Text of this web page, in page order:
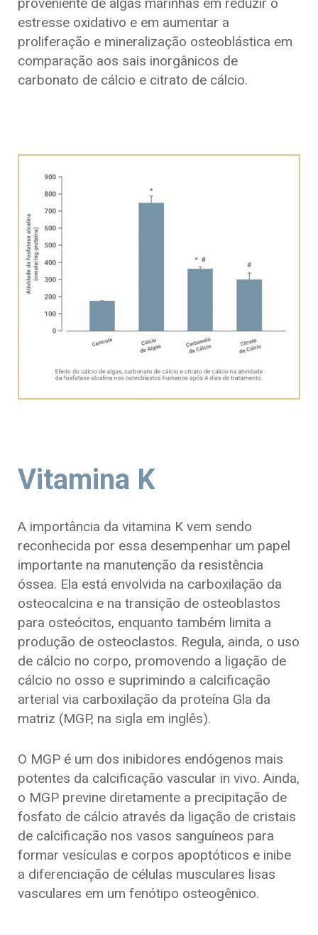
estresse oxidativo e em aumentar a
proliferação e mineralização osteoblástica em
comparação aos sais inorgânicos de
carbonato de cálcio e citrato de cálcio.
Vitamina K
A importância da vitamina K vem sendo
reconhecida por essa desempenhar um papel
importante na manutenção da resistência
óssea. Ela está envolvida na carboxilação da
osteocalcina e na transição de osteoblastos
para osteócitos, enquanto também limita a
produção de osteoclastos. Regula, ainda, o uso
de cálcio no corpo, promovendo a ligação de
cálcio no osso e suprimindo a calcificação
arterial via carboxilação da proteína Gla da
matriz (MGP, na sigla em inglês).
O MGP é um dos inibidores endógenos mais
potentes da calcificação vascular in vivo. Ainda,
o MGP previne diretamente a precipitação de
fosfato de cálcio através da ligação de cristais
de calcificação nos vasos sanguíneos para
formar vesículas e corpos apoptóticos e inibe
a diferenciação de células musculares lisas
vasculares em um fenótipo osteogênico.